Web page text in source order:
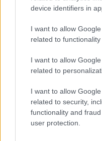
device identifiers in
I want to allow
related to
I want to allow
related to
I want to allow
related to security,
functionality and
user protection.
2020. szeptember 16.